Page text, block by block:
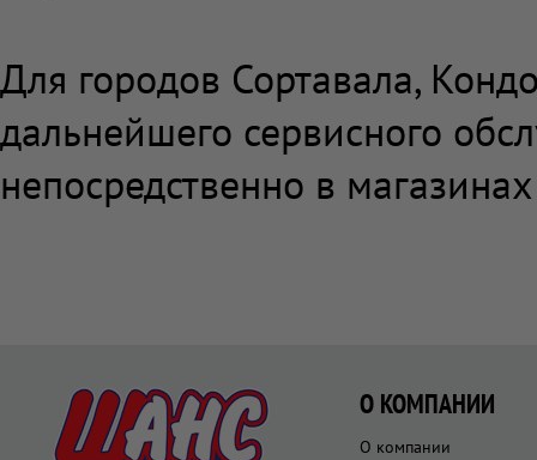
Для городов Сортавала,
дальнейшего сервисного
непосредственно в
О КОМПАНИИ
О компании